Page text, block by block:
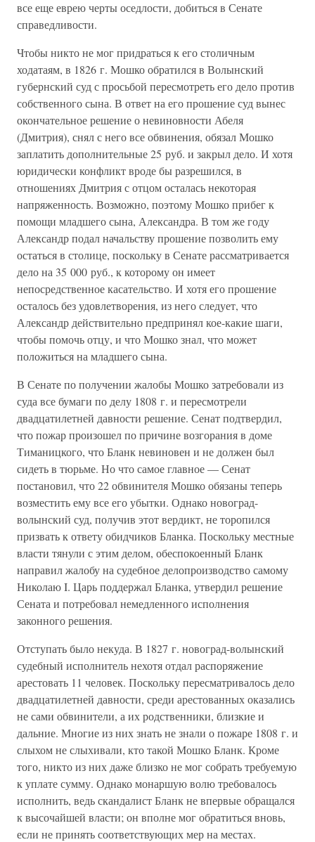
все еще еврею черты оседлости, добиться в Сенате
справедливости.
Чтобы никто не мог придраться к его столичным
ходатаям, в 1826 г. Мошко обратился в Волынский
губернский суд с просьбой пересмотреть его дело против
собственного сына. В ответ на его прошение суд вынес
окончательное решение о невиновности Абеля
(Дмитрия), снял с него все обвинения, обязал Мошко
заплатить дополнительные 25 руб. и закрыл дело. И хотя
юридически конфликт вроде бы разрешился, в
отношениях Дмитрия с отцом осталась некоторая
напряженность. Возможно, поэтому Мошко прибег к
помощи младшего сына, Александра. В том же году
Александр подал начальству прошение позволить ему
остаться в столице, поскольку в Сенате рассматривается
дело на 35 000 руб., к которому он имеет
непосредственное касательство. И хотя его прошение
осталось без удовлетворения, из него следует, что
Александр действительно предпринял кое-какие шаги,
чтобы помочь отцу, и что Мошко знал, что может
положиться на младшего сына.
В Сенате по получении жалобы Мошко затребовали из
суда все бумаги по делу 1808 г. и пересмотрели
двадцатилетней давности решение. Сенат подтвердил,
что пожар произошел по причине возгорания в доме
Тиманицкого, что Бланк невиновен и не должен был
сидеть в тюрьме. Но что самое главное — Сенат
постановил, что 22 обвинителя Мошко обязаны теперь
возместить ему все его убытки. Однако новоград-
волынский суд, получив этот вердикт, не торопился
призвать к ответу обидчиков Бланка. Поскольку местные
власти тянули с этим делом, обеспокоенный Бланк
направил жалобу на судебное делопроизводство самому
Николаю I. Царь поддержал Бланка, утвердил решение
Сената и потребовал немедленного исполнения
законного решения.
Отступать было некуда. В 1827 г. новоград-волынский
судебный исполнитель нехотя отдал распоряжение
арестовать 11 человек. Поскольку пересматривалось дело
двадцатилетней давности, среди арестованных оказались
не сами обвинители, а их родственники, близкие и
дальние. Многие из них знать не знали о пожаре 1808 г. и
слыхом не слыхивали, кто такой Мошко Бланк. Кроме
того, никто из них даже близко не мог собрать требуемую
к уплате сумму. Однако монаршую волю требовалось
исполнить, ведь скандалист Бланк не впервые обращался
к высочайшей власти; он вполне мог обратиться вновь,
если не принять соответствующих мер на местах.